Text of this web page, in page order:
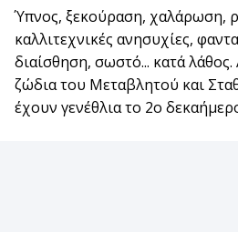
Ύπνος, ξεκούραση, χαλάρωση,
καλλιτεχνικές ανησυχίες,
διαίσθηση, σωστό... κατά
ζώδια του Μεταβλητού και
έχουν γενέθλια το 2ο